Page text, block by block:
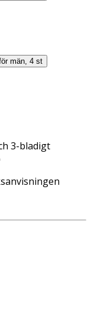
män, 4 st
3-bladigt